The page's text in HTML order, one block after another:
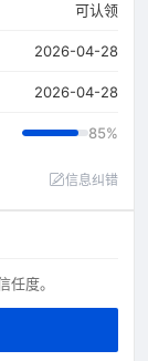
可认领
2026-04-28
2026-04-28
85%
信息纠错
度。